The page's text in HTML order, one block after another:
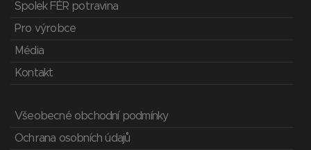
Spolek FÉR potravina
Pro výrobce
Média
Kontakt
Všeobecné obchodní podmínky
Ochrana osobních údajů